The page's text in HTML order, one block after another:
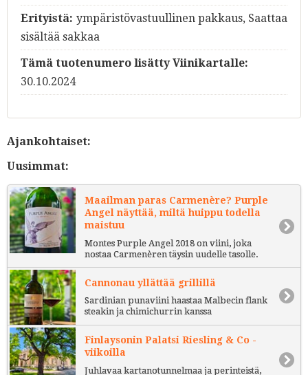
Erityistä: ympäristövastuullinen pakkaus, Saattaa
sisältää sakkaa
Tämä tuotenumero lisätty Viinikartalle:
30.10.2024
Ajankohtaiset:
Uusimmat:
Maailman paras Carmenère? Purple
Angel näyttää, miltä huippu todella
maistuu
Montes Purple Angel 2018 on viini, joka
nostaa Carmenèren täysin uudelle tasolle.
Cannonau yllättää grillillä
Sardinian punaviini haastaa Malbecin flank
steakin ja chimichurrin kanssa
Finlaysonin Palatsi Riesling & Co -
viikoilla
Juhlavaa kartanotunnelmaa ja perinteistä,